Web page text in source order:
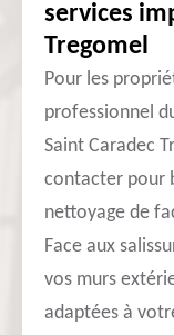
services
Tregomel
Pour les
professionnel
Saint Caradec
contacter pour
nettoyage de
Face aux
vos murs
adaptées à